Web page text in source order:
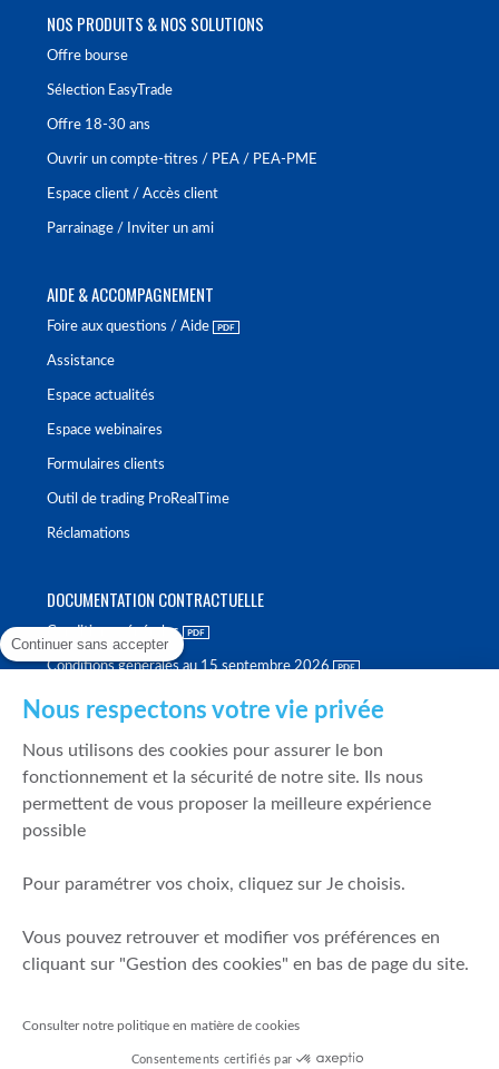
NOS PRODUITS & NOS SOLUTIONS
Offre bourse
Sélection EasyTrade
Offre 18-30 ans
Ouvrir un compte-titres / PEA / PEA-PME
Espace client / Accès client
Parrainage / Inviter un ami
AIDE & ACCOMPAGNEMENT
Foire aux questions / Aide
Assistance
Espace actualités
Espace webinaires
Formulaires clients
Outil de trading ProRealTime
Réclamations
DOCUMENTATION CONTRACTUELLE
Conditions générales
Conditions générales au 15 septembre 2026
Politique de meilleure sélection
Politique de durabilité
Fonds de garantie des dépôts et de résolution
Mentions légales
Prévention de la fraude
Continuer sans accepter
Nous respectons votre vie privée
Nous utilisons des cookies pour assurer le bon
fonctionnement et la sécurité de notre site. Ils nous
permettent de vous proposer la meilleure expérience
possible
Pour paramétrer vos choix, cliquez sur Je choisis.
Vous pouvez retrouver et modifier vos préférences en
cliquant sur "Gestion des cookies" en bas de page du site.
Consulter notre politique en matière de cookies
Consentements certifiés par